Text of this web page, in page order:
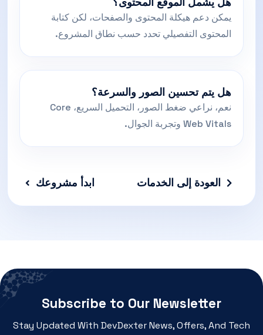
يمكن دعم هيكلة المحتوى والصفحات، لكن كتابة
المحتوى التفصيلي تحدد حسب نطاق المشروع.
هل يتم تحسين الصور والسرعة؟
نعم، نراعي ضغط الصور، التحميل السريع، Core
Web Vitals وتجربة الجوال.
العودة إلى الخدمات ابدأ مشروعك
Subscribe to Our Newsletter
Stay Updated With DevDexter News, Offers, And Tech